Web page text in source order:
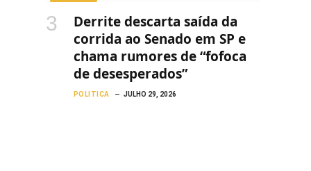
Derrite descarta saída da
corrida ao Senado em SP e
chama rumores de “fofoca
de desesperados”
POLITICA JULHO 29, 2026